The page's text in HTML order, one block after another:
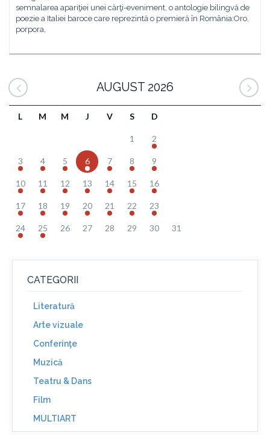
semnalarea apariţiei unei cărţi-eveniment, o antologie bilingvă de
poezie a Italiei baroce care reprezintă o premieră în România:Oro,
porpora,
AUGUST 2026
L M M J V S D
1 2
3 4 5 6 7 8 9
10 11 12 13 14 15 16
17 18 19 20 21 22 23
24 25 26 27 28 29 30 31
CATEGORII
Literatură
Arte vizuale
Conferinţe
Muzică
Teatru & Dans
Film
MULTIART